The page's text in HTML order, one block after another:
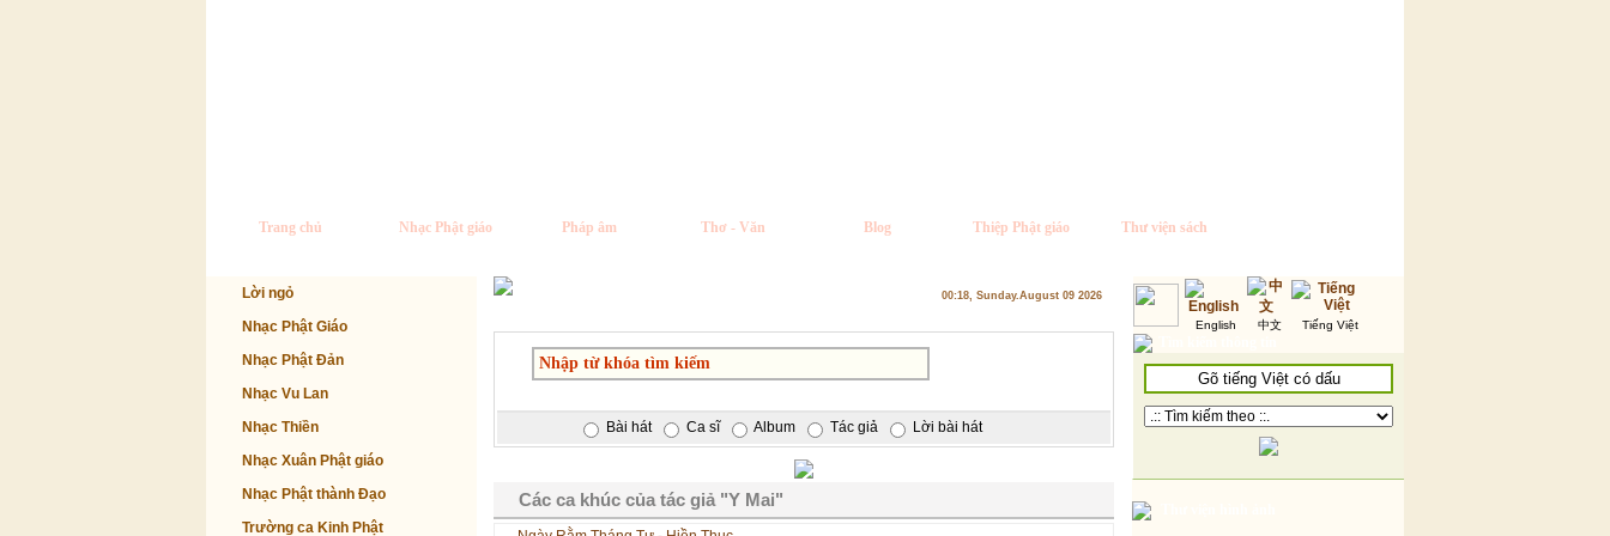
Trang chủ Nhạc Phật giáo Pháp âm Thơ - Văn Blog Thiệp Phật giáo Thư viện sách
Lời ngỏ
Nhạc Phật Giáo
Nhạc Phật Đản
Nhạc Vu Lan
Nhạc Thiền
Nhạc Xuân Phật giáo
Nhạc Phật thành Đạo
Trường ca Kinh Phật
00:18, Sunday.August 09 2026
Bài hát Ca sĩ Album Tác giả Lời bài hát
Các ca khúc của tác giả "Y Mai"
English 中文 Tiếng Việt